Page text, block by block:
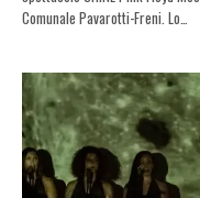
Comunale Pavarotti-Freni. Lo…